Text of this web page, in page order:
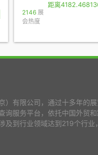
距离
2146 展
会热度
）有限公司，通过十多年的
询服务平台，依托中国外贸
及到行业领域达到219个行业